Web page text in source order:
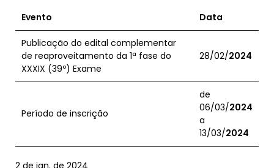
Evento Data
Publicação do edital complementar
de reaproveitamento da 1ª fase do
XXXIX (39º) Exame
28/02/2024
Período de inscrição
de
06/03/2024
a
13/03/2024
2 de jan. de 2024